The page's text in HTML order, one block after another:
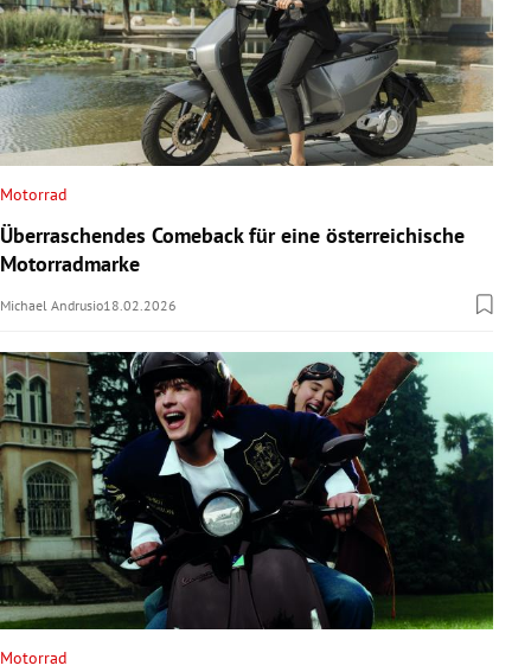
Motorrad
Überraschendes Comeback für eine österreichische
Motorradmarke
Michael Andrusio18.02.2026
Motorrad